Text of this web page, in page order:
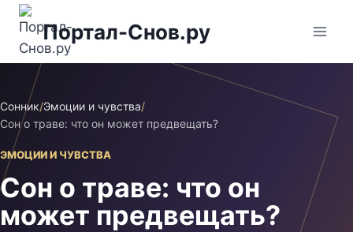
Перейти
содержимому
Портал-Снов.ру
Сонник/Эмоции и чувства/
Сон о траве: что он может предвещать?
ЭМОЦИИ И ЧУВСТВА
Сон о траве: что он
может предвещать?